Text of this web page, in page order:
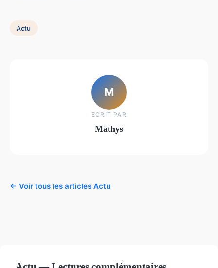
Actu
M
ECRIT PAR
Mathys
← Voir tous les articles Actu